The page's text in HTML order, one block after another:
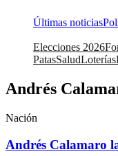
Últimas noticias
Elecciones 2026
PatasSaludLoterías
Andrés
Nación
Andrés Calamaro